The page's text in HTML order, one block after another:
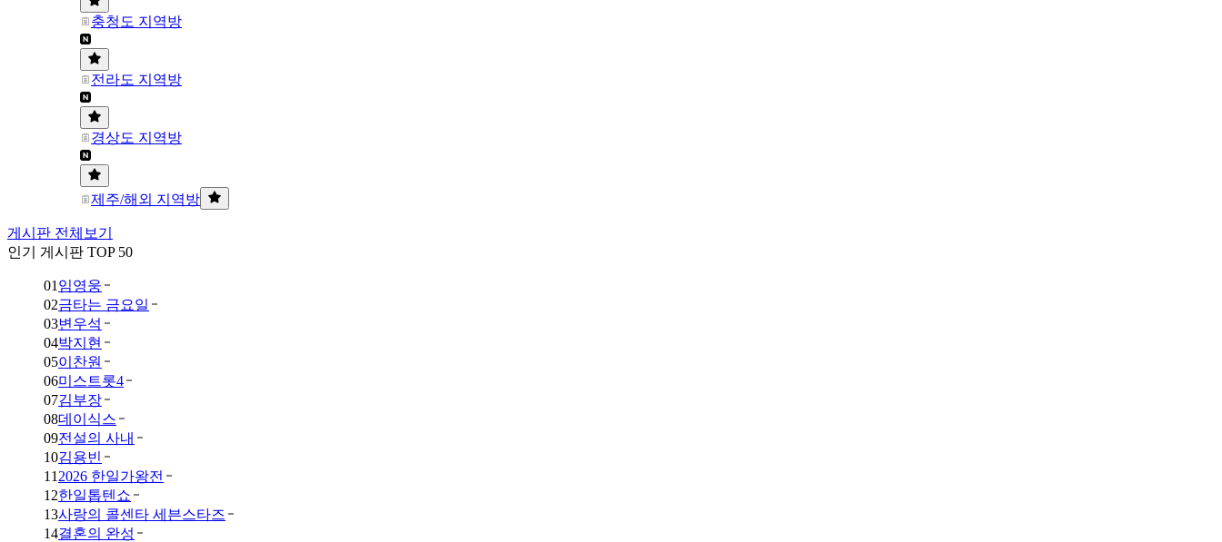
충청도 지역방
전라도 지역방
경상도 지역방
제주/해외 지역방
게시판 전체보기
인기 게시판 TOP 50
01 임영웅
02금타는 금요일
03변우석
04박지현
05이찬원
06미스트롯4
07김부장
08데이식스
09전설의 사내
10김용빈
11 2026 한일가왕전
12한일톱텐쇼
13사랑의 콜센타 세븐스타즈
14결혼의 완성